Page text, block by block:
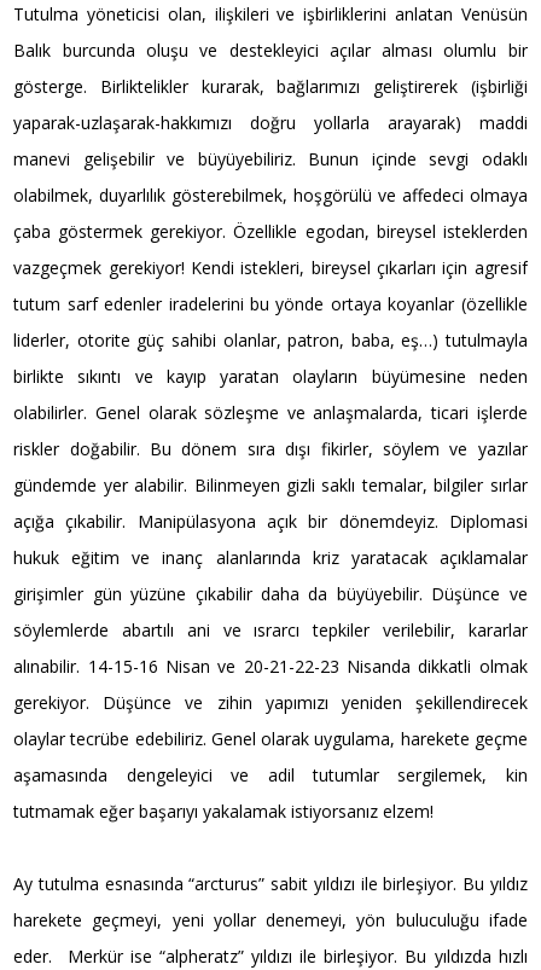
Tutulma yöneticisi olan, ilişkileri ve işbirliklerini anlatan Venüsün
Balık burcunda oluşu ve destekleyici açılar alması olumlu bir
gösterge. Birliktelikler kurarak, bağlarımızı geliştirerek (işbirliği
yaparak-uzlaşarak-hakkımızı doğru yollarla arayarak) maddi
manevi gelişebilir ve büyüyebiliriz. Bunun içinde sevgi odaklı
olabilmek, duyarlılık gösterebilmek, hoşgörülü ve affedeci olmaya
çaba göstermek gerekiyor. Özellikle egodan, bireysel isteklerden
vazgeçmek gerekiyor! Kendi istekleri, bireysel çıkarları için agresif
tutum sarf edenler iradelerini bu yönde ortaya koyanlar (özellikle
liderler, otorite güç sahibi olanlar, patron, baba, eş…) tutulmayla
birlikte sıkıntı ve kayıp yaratan olayların büyümesine neden
olabilirler. Genel olarak sözleşme ve anlaşmalarda, ticari işlerde
riskler doğabilir. Bu dönem sıra dışı fikirler, söylem ve yazılar
gündemde yer alabilir. Bilinmeyen gizli saklı temalar, bilgiler sırlar
açığa çıkabilir. Manipülasyona açık bir dönemdeyiz. Diplomasi
hukuk eğitim ve inanç alanlarında kriz yaratacak açıklamalar
girişimler gün yüzüne çıkabilir daha da büyüyebilir. Düşünce ve
söylemlerde abartılı ani ve ısrarcı tepkiler verilebilir, kararlar
alınabilir. 14-15-16 Nisan ve 20-21-22-23 Nisanda dikkatli olmak
gerekiyor. Düşünce ve zihin yapımızı yeniden şekillendirecek
olaylar tecrübe edebiliriz. Genel olarak uygulama, harekete geçme
aşamasında dengeleyici ve adil tutumlar sergilemek, kin
tutmamak eğer başarıyı yakalamak istiyorsanız elzem!
Ay tutulma esnasında “arcturus” sabit yıldızı ile birleşiyor. Bu yıldız
harekete geçmeyi, yeni yollar denemeyi, yön buluculuğu ifade
eder. Merkür ise “alpheratz” yıldızı ile birleşiyor. Bu yıldızda hızlı